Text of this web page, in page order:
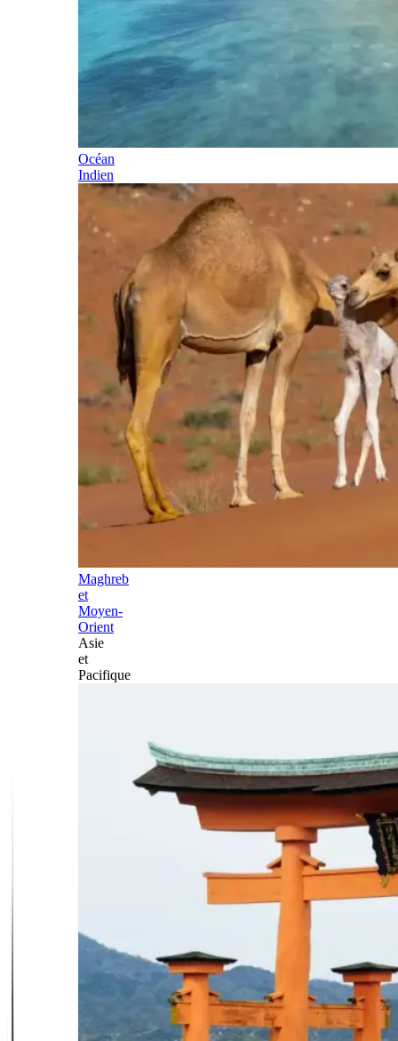
Océan
Indien
Maghreb
et
Moyen-
Orient
Asie
et
Pacifique